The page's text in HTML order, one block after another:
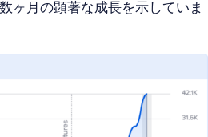
ヶ月の顕著な成長を示していま